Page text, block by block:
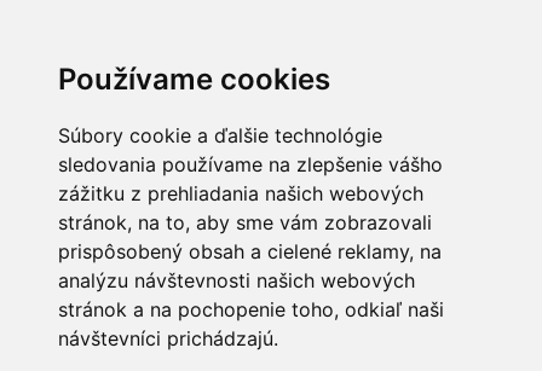
Používame cookies
Súbory cookie a ďalšie technológie
sledovania používame na zlepšenie vášho
zážitku z prehliadania našich webových
stránok, na to, aby sme vám zobrazovali
prispôsobený obsah a cielené reklamy, na
analýzu návštevnosti našich webových
stránok a na pochopenie toho, odkiaľ naši
návštevníci prichádzajú.